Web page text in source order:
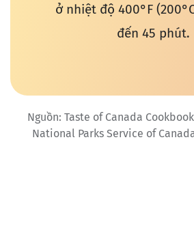
ở nhiệt độ 400°F
đến 45 phút.
Nguồn: Taste of Canada
National Parks Service of